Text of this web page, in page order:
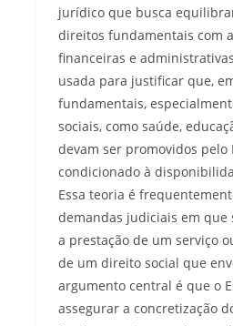
jurídico que busca
direitos fundamentais com
financeiras e
usada para justificar que,
fundamentais,
sociais, como saúde,
devam ser promovidos pelo
condicionado à
Essa teoria é
demandas judiciais em que
a prestação de um serviço
de um direito social que
argumento central é que o
assegurar a concretização